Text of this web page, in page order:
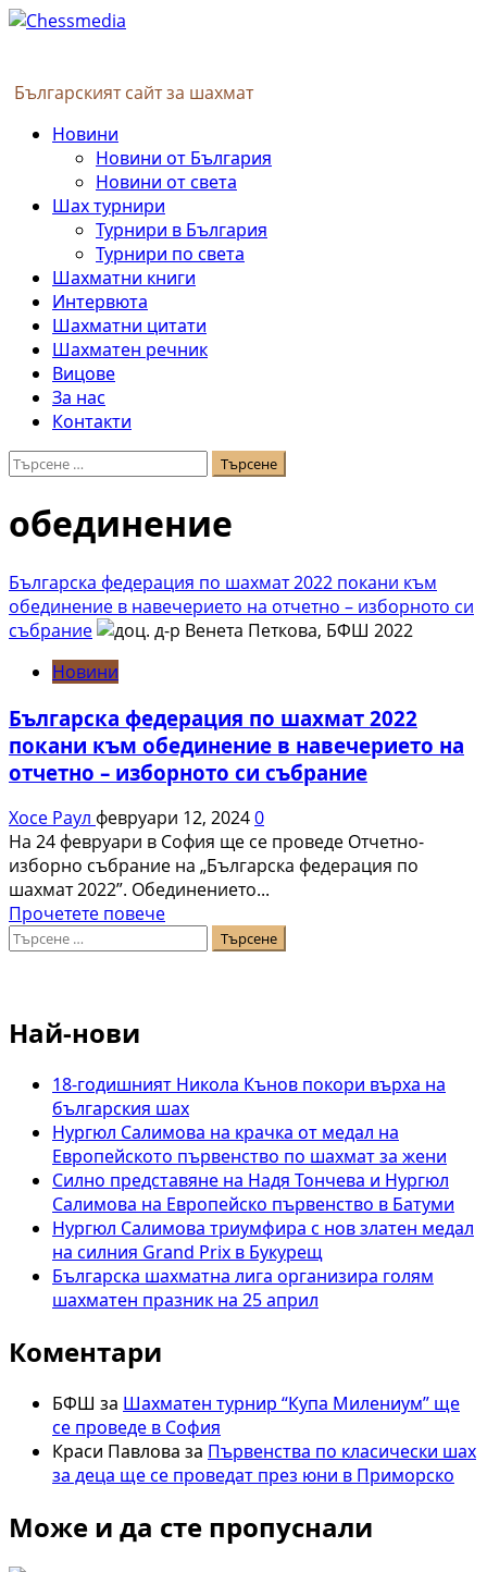
Skip
Българският сайт за шахмат
PrimaryНовини
Новини от България
Новини от света
Шах турнири
Турнири в България
Турнири по света
Шахматни книги
Интервюта
Шахматни цитати
Шахматен речник
Вицове
За нас
Контакти
Търсене
обединение
Българска федерация по шахмат 2022 покани към
обединение в навечерието на отчетно – изборното си
събрание
Новини
Българска федерация по шахмат 2022
покани към обединение в навечерието на
отчетно – изборното си събрание
Хосе Раул февруари 12, 20240
На 24 февруари в София ще се проведе Отчетно-
изборно събрание на „Българска федерация по
шахмат 2022”. Обединението...
Прочетете повечеRead
2022
покани
към
обединение
в
навечерието
на
отчетно
–
изборното
Търсене
Най-нови
18-годишният Никола Кънов покори върха на
българския шах
Нургюл Салимова на крачка от медал на
Европейското първенство по шахмат за жени
Силно представяне на Надя Тончева и Нургюл
Салимова на Европейско първенство в Батуми
Нургюл Салимова триумфира с нов златен медал
на силния Grand Prix в Букурещ
Българска шахматна лига организира голям
шахматен празник на 25 април
Коментари
БФШ за Шахматен турнир “Купа Милениум” ще
се проведе в София
Краси Павлова за Първенства по класически шах
за деца ще се проведат през юни в Приморско
Може и да сте пропуснали